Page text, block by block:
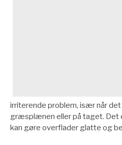
irriterende problem, især når
græsplænen eller på taget. Det
kan gøre overflader glatte og